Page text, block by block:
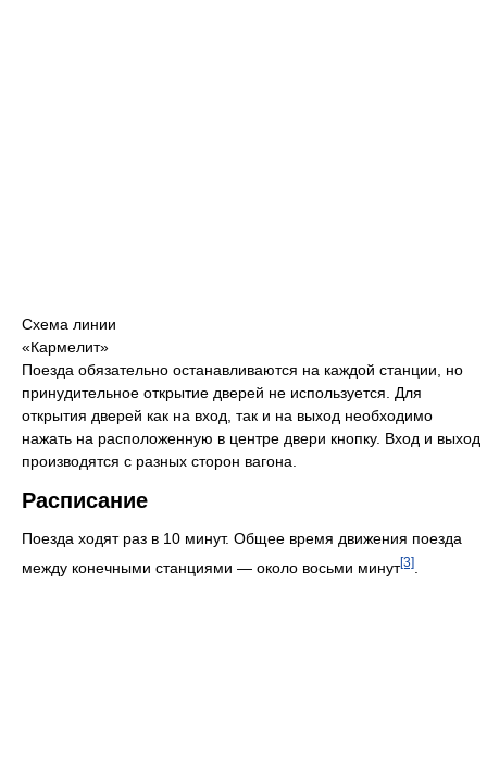
Схема линии
«Кармелит»
Поезда обязательно останавливаются на каждой станции, но
принудительное открытие дверей не используется. Для
открытия дверей как на вход, так и на выход необходимо
нажать на расположенную в центре двери кнопку. Вход и выход
производятся с разных сторон вагона.
Расписание
Поезда ходят раз в 10 минут. Общее время движения поезда
между конечными станциями — около восьми минут[3]